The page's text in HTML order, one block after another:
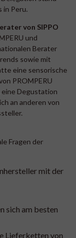
in Peru.
von SIPPO
und
Berater
sowie mit
eine sensorische
PROMPERU
Degustation
an anderen von
Fragen der
mit der
sich am besten
Lieferketten von